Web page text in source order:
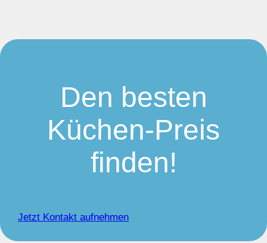
Den besten
Küchen-Preis
finden!
Jetzt Kontakt aufnehmen